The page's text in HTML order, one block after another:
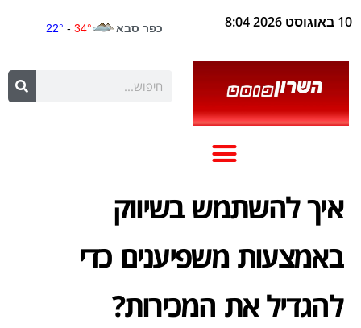
10 באוגוסט 2026 8:04
איך להשתמש בשיווק
באמצעות משפיענים כדי
להגדיל את המכירות?